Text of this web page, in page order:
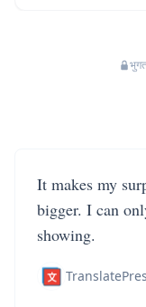
It makes my
bigger. I can
showing.